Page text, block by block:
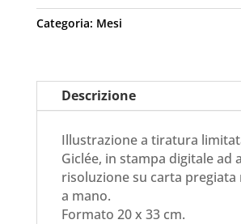
Categoria: Mesi
Descrizione
Illustrazione a tiratura
Giclée, in stampa digitale ad
risoluzione su carta pregiata
a mano.
Formato 20 x 33 cm.